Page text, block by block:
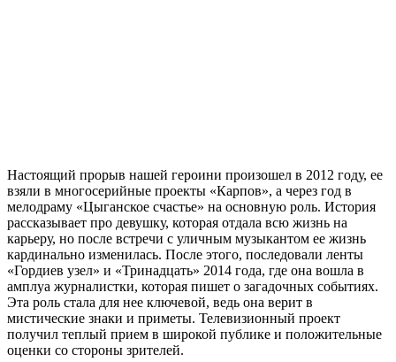
Настоящий прорыв нашей героини произошел в 2012 году, ее
взяли в многосерийные проекты «Карпов», а через год в
мелодраму «Цыганское счастье» на основную роль. История
рассказывает про девушку, которая отдала всю жизнь на
карьеру, но после встречи с уличным музыкантом ее жизнь
кардинально изменилась. После этого, последовали ленты
«Гордиев узел» и «Тринадцать» 2014 года, где она вошла в
амплуа журналистки, которая пишет о загадочных событиях.
Эта роль стала для нее ключевой, ведь она верит в
мистические знаки и приметы. Телевизионный проект
получил теплый прием в широкой публике и положительные
оценки со стороны зрителей.